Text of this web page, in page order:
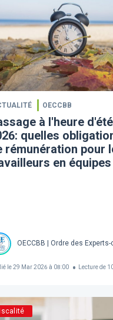
OECCBB SR
OECCBB
à l'heure d'été
quelles
rémunération pour
en équipes
OECCBB | Ordre des
le29 Mar 2026 à 08:00 Lecture de